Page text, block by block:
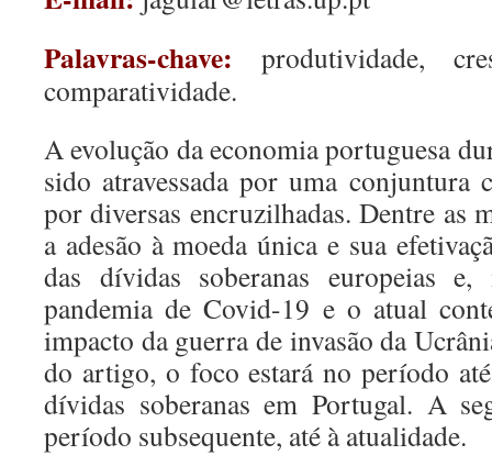
Palavras-chave: produtividade,
comparatividade.
A evolução da economia portuguesa
sido atravessada por uma conjuntura
por diversas encruzilhadas. Dentre as
a adesão à moeda única e sua
das dívidas soberanas europeias e,
pandemia de Covid-19 e o atual
impacto da guerra de invasão da
do artigo, o foco estará no período
dívidas soberanas em Portugal. A
período subsequente, até à atualidade.